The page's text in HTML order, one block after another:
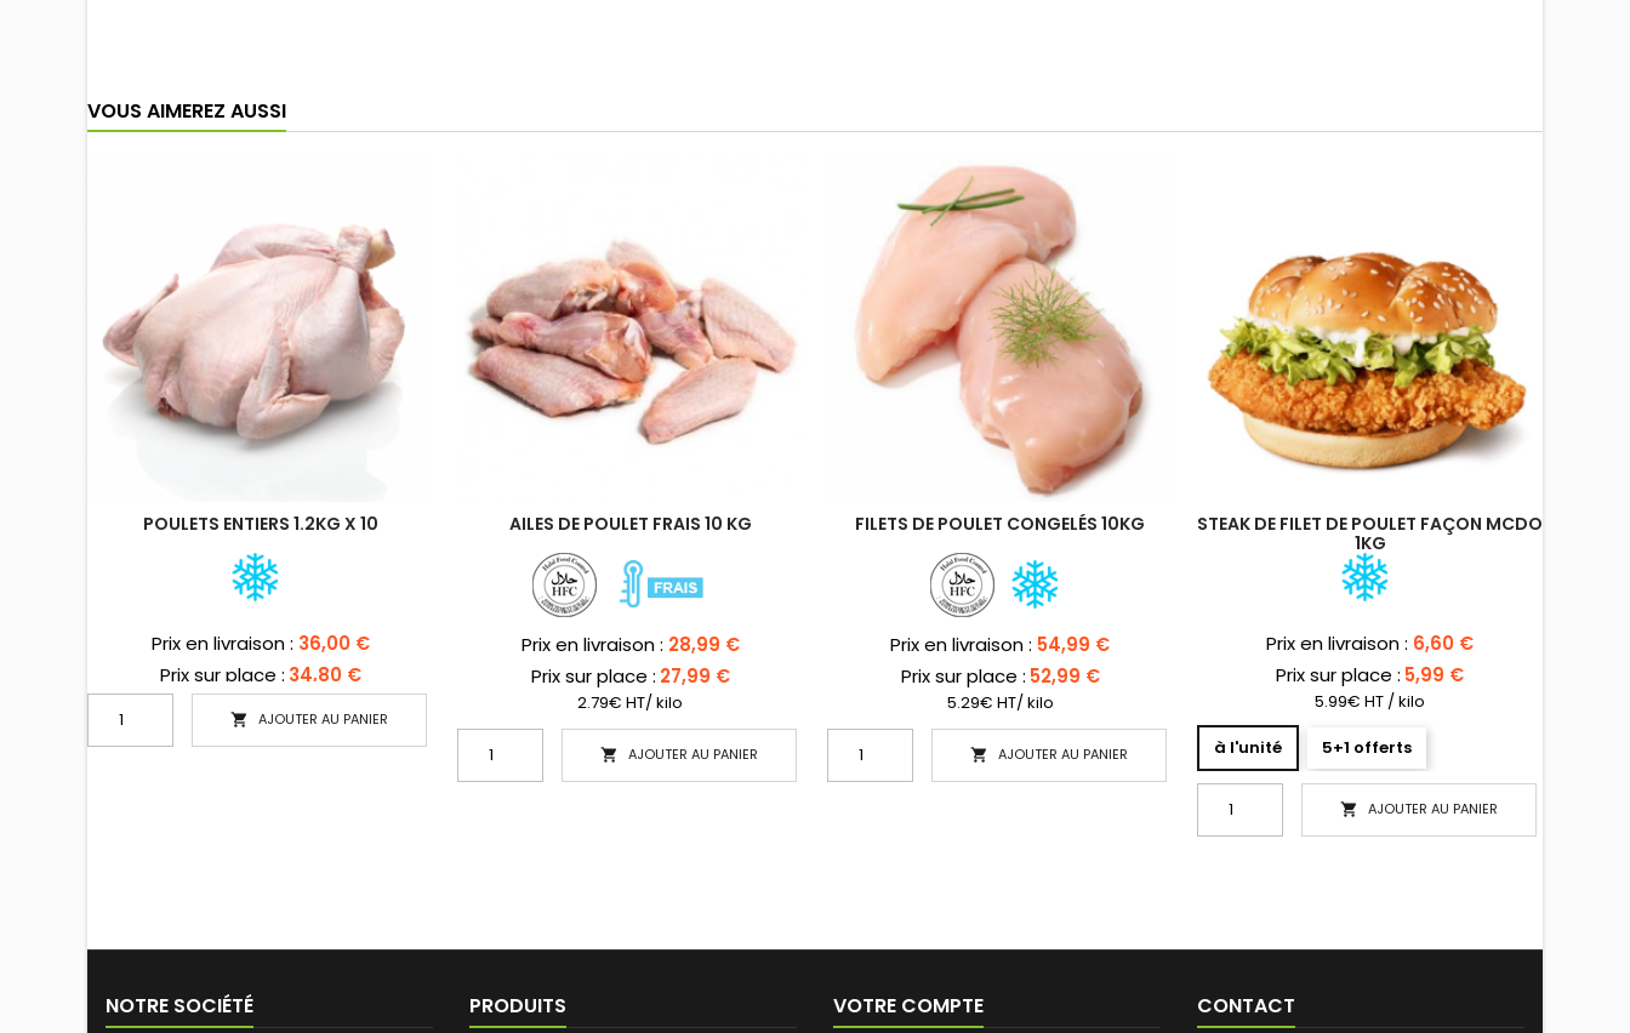
VOUS AIMEREZ AUSSI
POULETS ENTIERS 1.2KG X 10
Prix
Prix en livraison : 36,00 €
Prix sur place : 34,80 €
 AJOUTER AU PANIER
AILES DE POULET FRAIS 10 KG
Prix
Prix en livraison : 28,99 €
Prix sur place : 27,99 €
2.79€ HT/ kilo
 AJOUTER AU PANIER
FILETS DE POULET CONGELÉS 10KG
Prix
Prix en livraison : 54,99 €
Prix sur place : 52,99 €
5.29€ HT/ kilo
 AJOUTER AU PANIER
STEAK DE FILET DE POULET FAÇON MCDO
1KG
Prix
Prix en livraison : 6,60 €
Prix sur place : 5,99 €
5.99€ HT / kilo
à l'unité
5+1 offerts
 AJOUTER AU PANIER
NOTRE SOCIÉTÉ PRODUITS VOTRE COMPTE CONTACT